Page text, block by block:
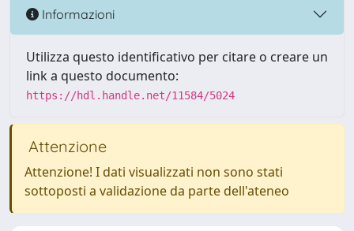
Informazioni
Utilizza questo identificativo per citare o creare un
link a questo documento:
https://hdl.handle.net/11584/5024
Attenzione
Attenzione! I dati visualizzati non sono stati
sottoposti a validazione da parte dell'ateneo